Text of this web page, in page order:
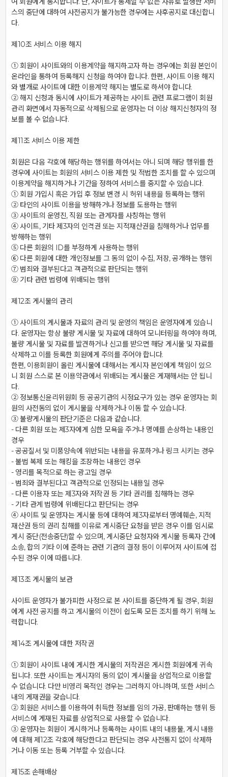
스의 중단에 대하여 사전공지가 불가능한 경우에는 사후공지로 대신합니
다.
제10조 서비스 이용 해지
① 회원이 사이트와의 이용계약을 해지하고자 하는 경우에는 회원 본인이
온라인을 통하여 등록해지 신청을 하여야 합니다. 한편, 사이트 이용 해지
와 별개로 사이트에 대한 이용계약 해지는 별도로 하셔야 합니다.
② 해지 신청과 동시에 사이트가 제공하는 사이트 관련 프로그램이 회원
관리 화면에서 자동적으로 삭제됨으로 운영자는 더 이상 해지신청자의 정
보를 볼 수 없습니다.
제11조 서비스 이용 제한
회원은 다음 각호에 해당하는 행위를 하여서는 아니 되며 해당 행위를 한
경우에 사이트는 회원의 서비스 이용 제한 및 적법한 조치를 할 수 있으며
이용계약을 해지하거나 기간을 정하여 서비스를 중지할 수 있습니다.
① 회원 가입시 혹은 가입 후 정보 변경 시 허위 내용을 등록하는 행위
② 타인의 사이트 이용을 방해하거나 정보를 도용하는 행위
③ 사이트의 운영진, 직원 또는 관계자를 사칭하는 행위
④ 사이트, 기타 제3자의 인격권 또는 지적재산권을 침해하거나 업무를
방해하는 행위
⑤ 다른 회원의 ID를 부정하게 사용하는 행위
⑥ 다른 회원에 대한 개인정보를 그 동의 없이 수집, 저장, 공개하는 행위
⑦ 범죄와 결부된다고 객관적으로 판단되는 행위
⑧ 기타 관련 법령에 위배되는 행위
제12조 게시물의 관리
① 사이트의 게시물과 자료의 관리 및 운영의 책임은 운영자에게 있습니
다. 운영자는 항상 불량 게시물 및 자료에 대하여 모니터링을 하여야 하며,
불량 게시물 및 자료를 발견하거나 신고를 받으면 해당 게시물 및 자료를
삭제하고 이를 등록한 회원에게 주의를 주어야 합니다.
한편, 이용회원이 올린 게시물에 대해서는 게시자 본인에게 책임이 있으
니 회원 스스로 본 이용약관에서 위배되는 게시물은 게재해서는 안 됩니
다.
② 정보통신윤리위원회 등 공공기관의 시정요구가 있는 경우 운영자는 회
원의 사전동의 없이 게시물을 삭제하거나 이동 할 수 있습니다.
③ 불량게시물의 판단기준은 다음과 같습니다.
- 다른 회원 또는 제3자에게 심한 모욕을 주거나 명예를 손상하는 내용인
경우
- 공공질서 및 미풍양속에 위반되는 내용을 유포하거나 링크 시키는 경우
- 불법 복제 또는 해킹을 조장하는 내용인 경우
- 영리를 목적으로 하는 광고일 경우
- 범죄와 결부된다고 객관적으로 인정되는 내용일 경우
- 다른 이용자 또는 제3자와 저작권 등 기타 권리를 침해하는 경우
- 기타 관계 법령에 위배된다고 판단되는 경우
④ 사이트 및 운영자는 게시물 등에 대하여 제3자로부터 명예훼손, 지적
재산권 등의 권리 침해를 이유로 게시중단 요청을 받은 경우 이를 임시로
게시 중단(전송중단)할 수 있으며, 게시중단 요청자와 게시물 등록자 간에
소송, 합의 기타 이에 준하는 관련 기관의 결정 등이 이루어져 사이트에 접
수된 경우 이에 따릅니다.
제13조 게시물의 보관
사이트 운영자가 불가피한 사정으로 본 사이트를 중단하게 될 경우, 회원
에게 사전 공지를 하고 게시물의 이전이 쉽도록 모든 조치를 하기 위해 노
력합니다.
제14조 게시물에 대한 저작권
① 회원이 사이트 내에 게시한 게시물의 저작권은 게시한 회원에게 귀속
됩니다. 또한 사이트는 게시자의 동의 없이 게시물을 상업적으로 이용할
수 없습니다. 다만 비영리 목적인 경우는 그러하지 아니하며, 또한 서비스
내의 게재권을 갖습니다.
② 회원은 서비스를 이용하여 취득한 정보를 임의 가공, 판매하는 행위 등
서비스에 게재된 자료를 상업적으로 사용할 수 없습니다.
③ 운영자는 회원이 게시하거나 등록하는 사이트 내의 내용물, 게시 내용
에 대해 제12조 각호에 해당한다고 판단되는 경우 사전통지 없이 삭제하
거나 이동 또는 등록 거부할 수 있습니다.
제15조 손해배상